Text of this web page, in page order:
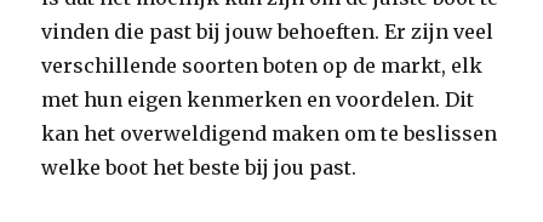
vinden die past bij jouw behoeften. Er zijn veel
verschillende soorten boten op de markt, elk
met hun eigen kenmerken en voordelen. Dit
kan het overweldigend maken om te beslissen
welke boot het beste bij jou past.